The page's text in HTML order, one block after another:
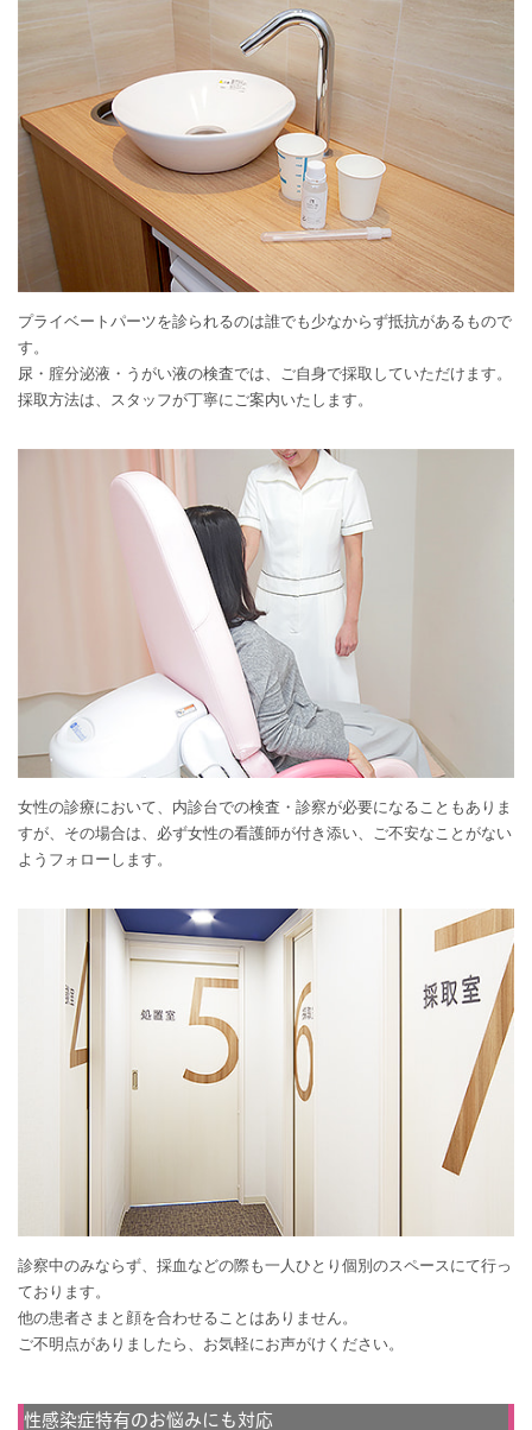
プライベートパーツを診られるのは誰でも少なからず抵抗があるもので
す。
尿・腟分泌液・うがい液の検査では、ご自身で採取していただけます。
採取方法は、スタッフが丁寧にご案内いたします。
女性の診療において、内診台での検査・診察が必要になることもありま
すが、その場合は、必ず女性の看護師が付き添い、ご不安なことがない
ようフォローします。
診察中のみならず、採血などの際も一人ひとり個別のスペースにて行っ
ております。
他の患者さまと顔を合わせることはありません。
ご不明点がありましたら、お気軽にお声がけください。
性感染症特有のお悩みにも対応